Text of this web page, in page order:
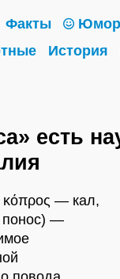
Факты Юмор
История
есть
κόπρος — кал,
понос) —